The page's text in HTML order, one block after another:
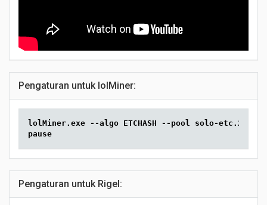
Pengaturan untuk lolMiner:
lolMiner.exe --algo ETCHASH --pool solo-
pause
Pengaturan untuk Rigel: